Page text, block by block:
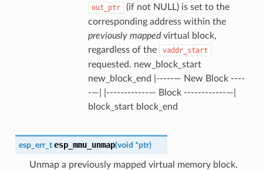
out_ptr
(if not NULL) is set to the
corresponding address within the
previously mappedvirtual block,
regardless of the
vaddr_start
requested. new_block_start
new_block_end |-----— New Block ----
-—| |------------— Block ------------—|
block_start block_end
esp_err_t esp_mmu_unmap(void *ptr)
Unmap a previously mapped virtual memory block.